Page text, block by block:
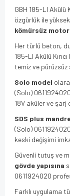
GBH 185-LI Akülü
özgürlük ile
kömürsüz motor
Her türlü beton,
185-LI Akülü
temiz ve
Solo model
(Solo)
18V aküler ve şarj
SDS plus
(Solo)
keski değişimi
Güvenli tutuş ve
gövde yapısına
0611924020
Farklı uygulama